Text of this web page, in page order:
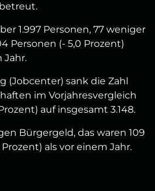
1.997 Personen, 77 weniger
Personen (- 5,0 Prozent)
Jahr.
(Jobcenter) sank die Zahl
im Vorjahresvergleich
auf insgesamt 3.148.
Bürgergeld, das waren 109
als vor einem Jahr.